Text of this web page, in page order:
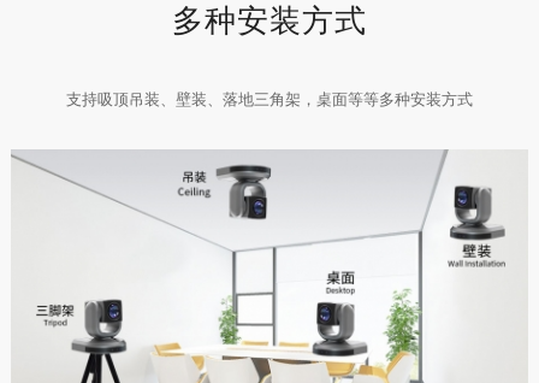
多种安装方式
支持吸顶吊装、壁装、落地三角架，桌面等等多种安装方式